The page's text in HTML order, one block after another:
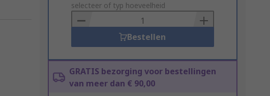
to
Basket
selecteer of typ hoeveelheid
Bestellen
GRATIS bezorging voor bestellingen
van meer dan € 90,00